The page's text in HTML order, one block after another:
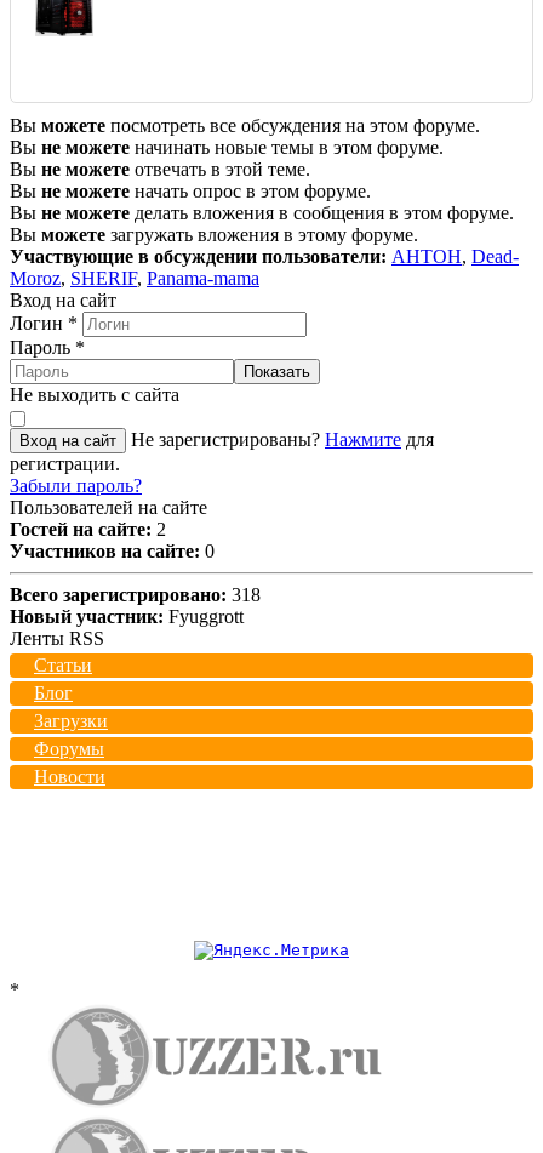
Вы можете посмотреть все обсуждения на этом форуме.
Вы не можете начинать новые темы в этом форуме.
Вы не можете отвечать в этой теме.
Вы не можете начать опрос в этом форуме.
Вы не можете делать вложения в сообщения в этом форуме.
Вы можете загружать вложения в этому форуме.
Участвующие в обсуждении пользователи: AHTOH, Dead-
Moroz, SHERIF, Panama-mama
Вход на сайт
Логин *
Пароль *
Показать
Не выходить с сайта
Вход на сайт Не зарегистрированы? Нажмите для
регистрации.
Забыли пароль?
Пользователей на сайте
Гостей на сайте: 2
Участников на сайте: 0
Всего зарегистрировано: 318
Новый участник: Fyuggrott
Ленты RSS
Статьи
Блог
Загрузки
Форумы
Новости
*